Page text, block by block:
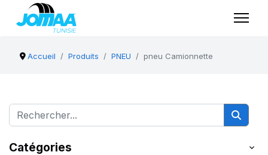
Accueil Produits PNEU pneu Camionnette
Catégories